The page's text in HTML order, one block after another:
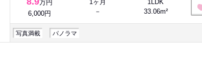
万円
6,000円
1ヶ月
－
1LDK
33.06m²
写真満載 パノラマ